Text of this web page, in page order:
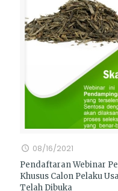
08/16/2021
Pendaftaran Webinar
Khusus Calon Pelaku
Telah Dibuka